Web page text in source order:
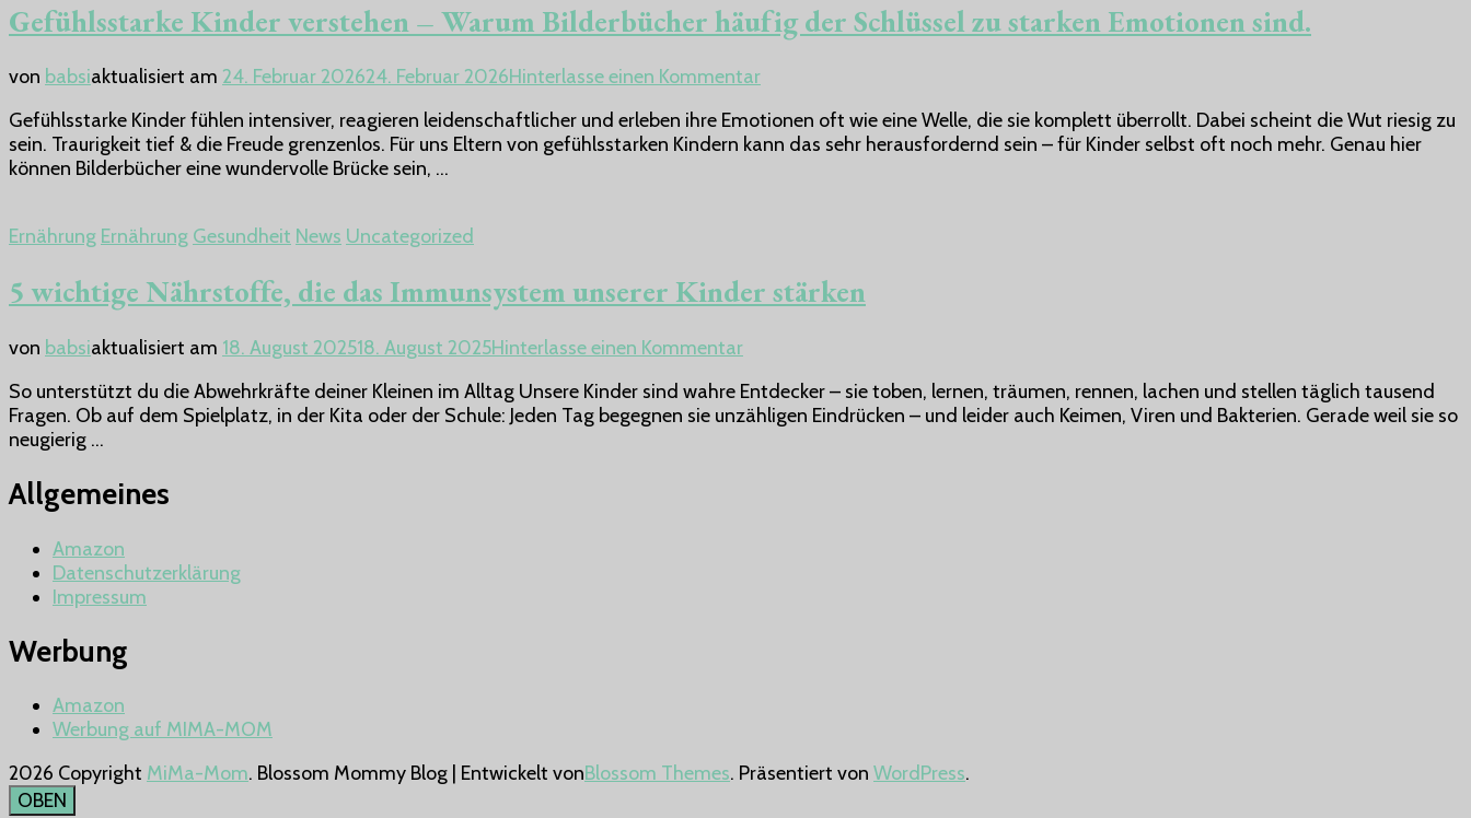
Gefühlsstarke Kinder verstehen – Warum Bilderbücher häufig der Schlüssel zu starken Emotionen sind.
von babsiaktualisiert am 24. Februar 202624. Februar 2026Hinterlasse einen Kommentarzu
Kinder
verstehen –
zu
Gefühlsstarke Kinder fühlen intensiver, reagieren leidenschaftlicher und erleben ihre Emotionen oft wie eine Welle, die sie komplett überrollt. Dabei scheint die Wut riesig zu
sein. Traurigkeit tief & die Freude grenzenlos. Für uns Eltern von gefühlsstarken Kindern kann das sehr herausfordernd sein – für Kinder selbst oft noch mehr. Genau hier
können Bilderbücher eine wundervolle Brücke sein, …
Ernährung Ernährung Gesundheit News Uncategorized
5 wichtige Nährstoffe, die das Immunsystem unserer Kinder stärken
von babsiaktualisiert am 18. August 202518. August 2025Hinterlasse einen Kommentarzu
wichtige
Nährstoffe,
So unterstützt du die Abwehrkräfte deiner Kleinen im Alltag Unsere Kinder sind wahre Entdecker – sie toben, lernen, träumen, rennen, lachen und stellen täglich tausend
Fragen. Ob auf dem Spielplatz, in der Kita oder der Schule: Jeden Tag begegnen sie unzähligen Eindrücken – und leider auch Keimen, Viren und Bakterien. Gerade weil sie so
neugierig …
Allgemeines
Amazon
Datenschutzerklärung
Impressum
Werbung
Amazon
Werbung auf MIMA-MOM
2026 Copyright MiMa-Mom. Blossom Mommy Blog | Entwickelt vonBlossom Themes. Präsentiert von WordPress.
OBEN